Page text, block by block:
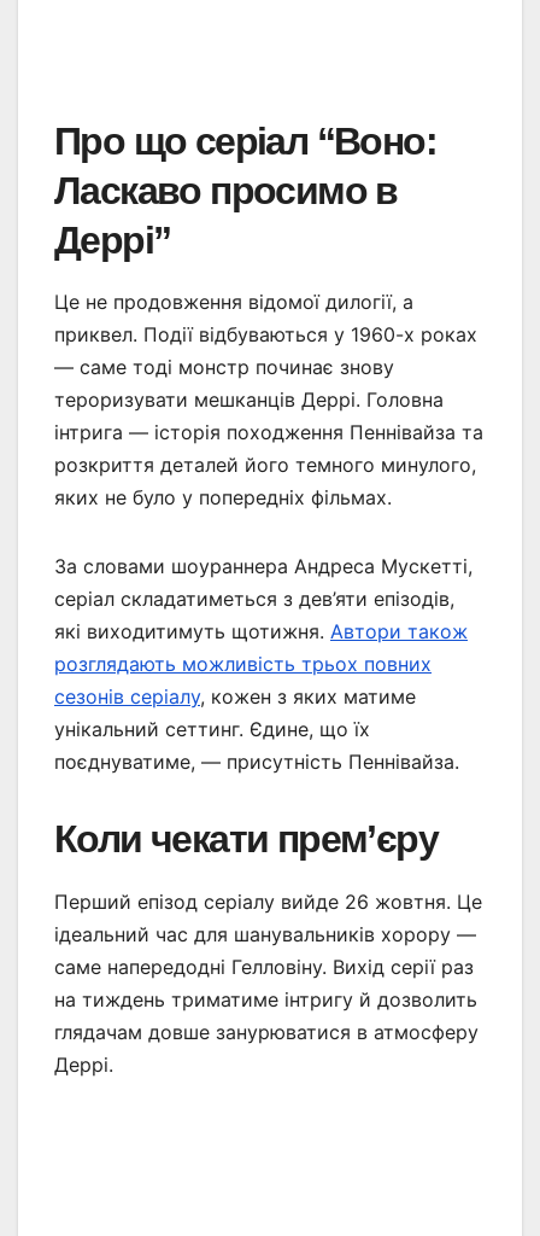
Про що серіал “Воно:
Ласкаво просимо в
Деррі”
Це не продовження відомої дилогії, а
приквел. Події відбуваються у 1960-х роках
— саме тоді монстр починає знову
тероризувати мешканців Деррі. Головна
інтрига — історія походження Пеннівайза та
розкриття деталей його темного минулого,
яких не було у попередніх фільмах.
За словами шоураннера Андреса Мускетті,
серіал складатиметься з дев’яти епізодів,
які виходитимуть щотижня. Автори також
розглядають можливість трьох повних
сезонів серіалу, кожен з яких матиме
унікальний сеттинг. Єдине, що їх
поєднуватиме, — присутність Пеннівайза.
Коли чекати прем’єру
Перший епізод серіалу вийде 26 жовтня. Це
ідеальний час для шанувальників хорору —
саме напередодні Гелловіну. Вихід серії раз
на тиждень триматиме інтригу й дозволить
глядачам довше занурюватися в атмосферу
Деррі.